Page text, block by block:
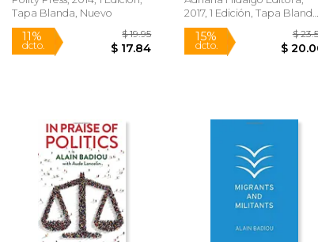
Tapa Blanda, Nuevo
2017, 1 Edición, Tapa Blanda,
Nuevo